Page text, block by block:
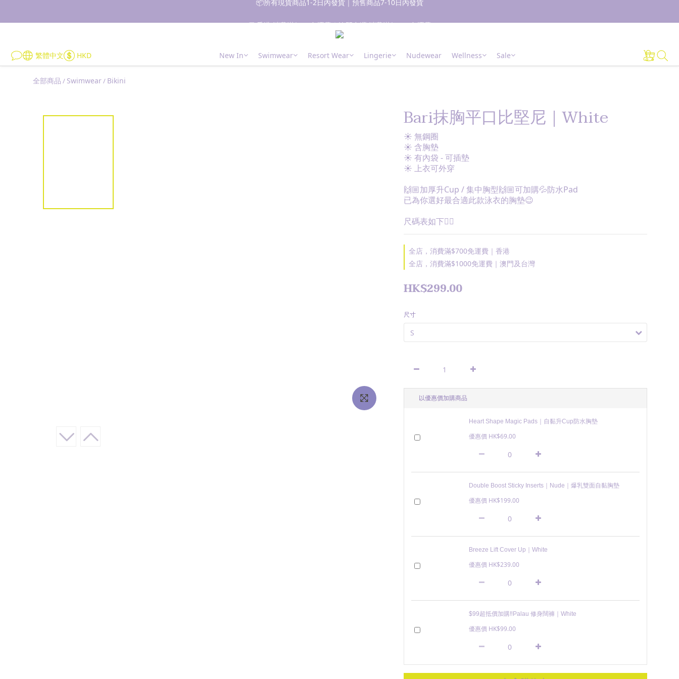
新朋友登記會員即獲$50購物金✨ 點擊了解更多詳情🔎
📦所有現貨商品1-2日內發貨｜預售商品7-10日內發貨
繁體中文 HKD New In Swimwear Resort Wear Lingerie Nudewear Wellness Sale
全部商品 / Swimwear/ Bikini
Bari抹胸平口比堅尼｜White
☀ 無鋼圈
☀ 含胸墊
☀ 有內袋 - 可插墊
☀ 上衣可外穿
🙌🏼加厚升Cup / 集中胸型🙌🏼可加購💦防水Pad
已為你選好最合適此款泳衣的胸墊😉
尺碼表如下👇🏽
全店，消費滿$700免運費｜香港
全店，消費滿$1000免運費｜澳門及台灣
HK$299.00
尺寸
以優惠價加購商品
Heart Shape Magic Pads｜自黏升Cup防水胸墊
優惠價 HK$69.00
Double Boost Sticky Inserts｜Nude｜爆乳雙面自黏胸墊
優惠價 HK$199.00
Breeze Lift Cover Up｜White
優惠價 HK$239.00
$99超抵價加購‼️Palau 修身闊褲｜White
優惠價 HK$99.00